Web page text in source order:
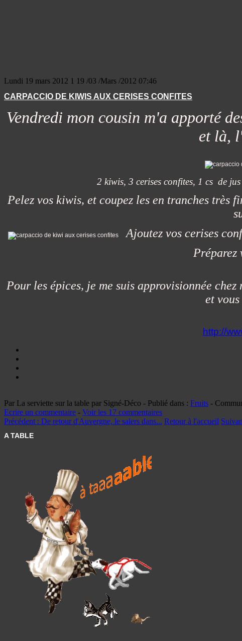
Lundi 19 mars 2012 1 19 /03 /Mars /2012 07:46
CARPACCIO DE KIWIS AUX CERISES CONFITES
Vendredi mon cousin m'a apporté
et là,
2 kiwis, 3 cerises confites, 1 cs de
Pelez vos kiwis, et coupez les en tranches très
Ajoutez vos cerises
Préparez
Pour les épices, je me suis approvisionnée
et
http://
Par La serviette sur la table par Signé-Déco - Publié dans : Fruits -
Ecrire un commentaire - Voir les 17 commentaires
Précédent : De retour d'Auvergne, le salers dans... Retour à l'accueil
A TABLE